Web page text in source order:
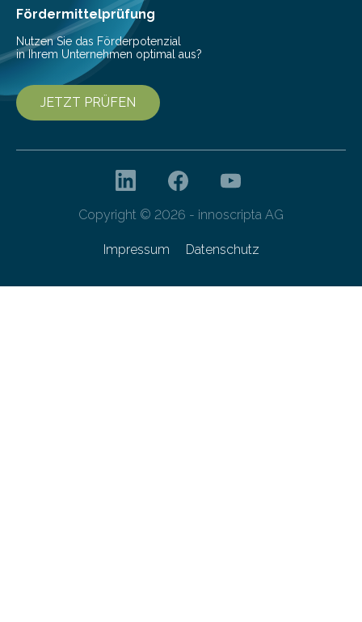
Gefahr erheblicher…
Fördermittelprüfung
Nutzen Sie das Förderpotenzial
in Ihrem Unternehmen optimal aus?
JETZT PRÜFEN
Copyright © 2026 - innoscripta AG
Impressum Datenschutz